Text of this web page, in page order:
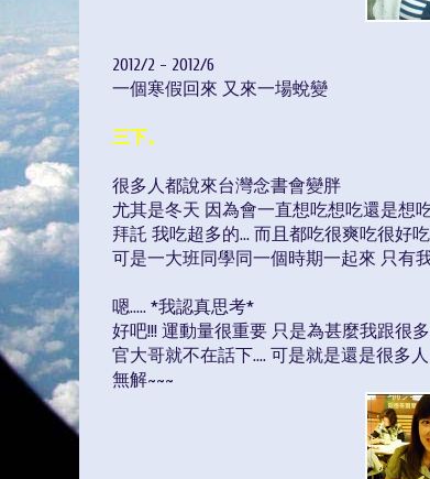
2012/2 - 2012/6
一個寒假回來 又來一場蛻變
三下。
很多人都說來台灣念書會變胖
尤其是冬天 因為會一直想吃想吃還是想
拜託 我吃超多的... 而且都吃很爽吃很好
可是一大班同學同一個時期一起來 只有
嗯..... *我認真思考*
好吧!!! 運動量很重要 只是為甚麼我跟很
官大哥就不在話下.... 可是就是還是很多
無解~~~